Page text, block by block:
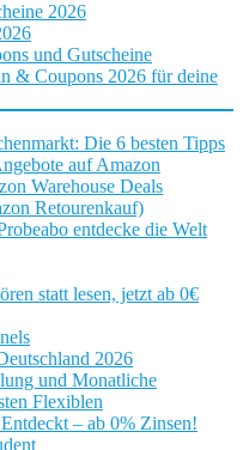
2026
und Gutscheine
& Coupons 2026 für deine
Die 6 besten Tipps
auf Amazon
Warehouse Deals
Retourenkauf)
entdecke die Welt
statt lesen, jetzt ab 0€
2026
und Monatliche
Flexiblen
– ab 0% Zinsen!